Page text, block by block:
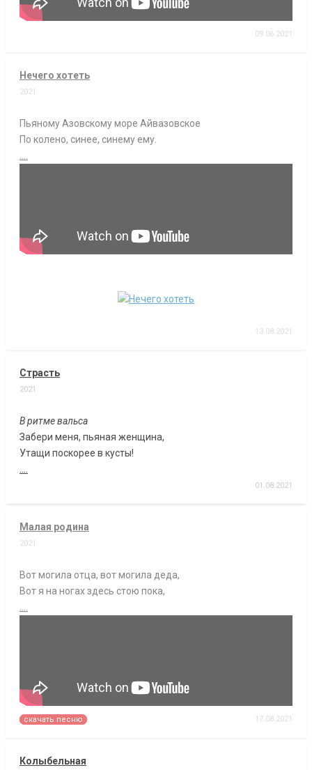
09.06.2021
Нечего хотеть
2021
Пьяному Азовскому море Айвазовское
По колено, синее, синему ему.
13.08.2021
Страсть
2021
В ритме вальса
Забери меня, пьяная женщина,
Утащи поскорее в кусты!
01.08.2021
Малая родина
2021
Вот могила отца, вот могила деда,
Вот я на ногах здесь стою пока,
скачать песню 17.08.2021
Колыбельная